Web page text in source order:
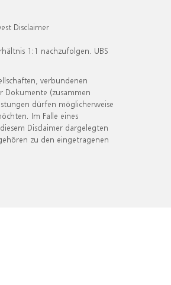
Disclaimer
1:1 nachzufolgen. UBS
verbundenen
Dokumente (zusammen
dürfen möglicherweise
Im Falle eines
Disclaimer dargelegten
zu den eingetragenen